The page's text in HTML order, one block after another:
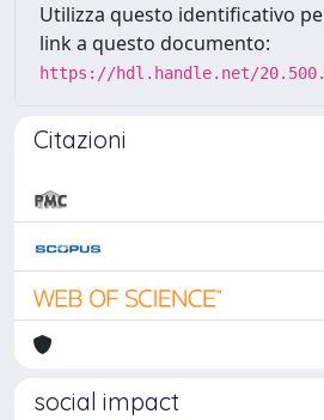
Utilizza questo identificativo
link a questo documento:
https://hdl.handle.net/
Citazioni
social impact